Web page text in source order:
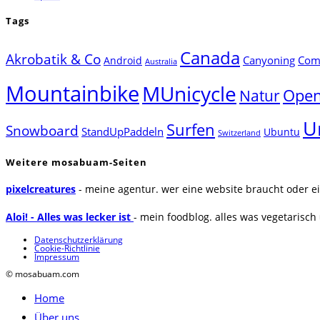
Tags
Akrobatik & Co Android Australia Canada Canyoning
MountainbikeMUnicycle Natur
Snowboard StandUpPaddeln Surfen Switzerland Ubuntu
Weitere mosabuam-Seiten
pixelcreatures - meine agentur. wer eine website braucht oder
Aloi! - Alles was lecker ist - mein foodblog. alles was
Datenschutzerklärung
Cookie-Richtlinie
Impressum
© mosabuam.com
Home
Über uns